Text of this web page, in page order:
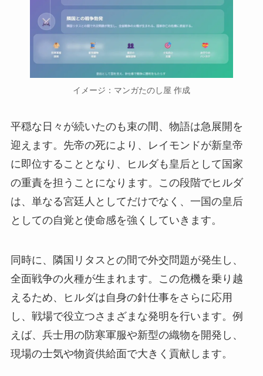
イメージ：マンガたのし屋 作成
平穏な日々が続いたのも束の間、物語は急展開を
迎えます。先帝の死により、レイモンドが新皇帝
に即位することとなり、ヒルダも皇后として国家
の重責を担うことになります。この段階でヒルダ
は、単なる宮廷人としてだけでなく、一国の皇后
としての自覚と使命感を強くしていきます。
同時に、隣国リタスとの間で外交問題が発生し、
全面戦争の火種が生まれます。この危機を乗り越
えるため、ヒルダは自身の針仕事をさらに応用
し、戦場で役立つさまざまな発明を行います。例
えば、兵士用の防寒軍服や新型の織物を開発し、
現場の士気や物資供給面で大きく貢献します。